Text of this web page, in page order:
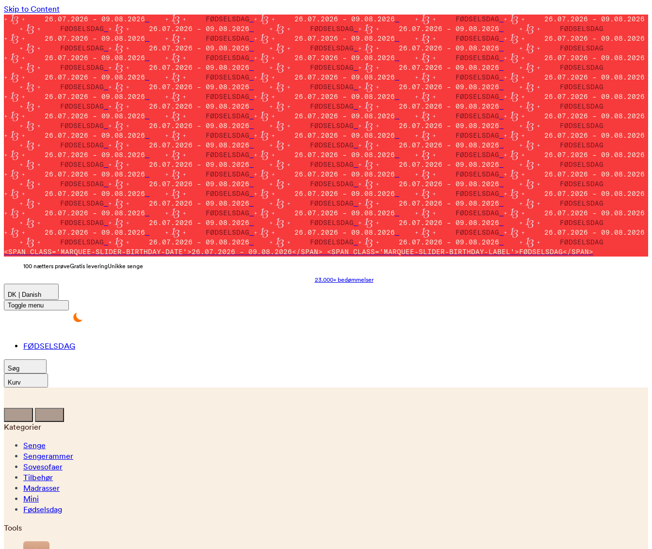
Skip to Content
26.07.2026 – 09.08.2026 FØDSELSDAG 26.07.2026 – 09.08.2026 FØDSELSDAG
26.07.2026 – 09.08.2026
FØDSELSDAG
26.07.2026 – 09.08.2026 FØDSELSDAG 26.07.2026 – 09.08.2026
FØDSELSDAG
26.07.2026 – 09.08.2026
FØDSELSDAG 26.07.2026 – 09.08.2026 FØDSELSDAG
26.07.2026 – 09.08.2026
FØDSELSDAG
26.07.2026 – 09.08.2026 FØDSELSDAG 26.07.2026 – 09.08.2026
FØDSELSDAG
26.07.2026 – 09.08.2026
FØDSELSDAG 26.07.2026 – 09.08.2026 FØDSELSDAG
26.07.2026 – 09.08.2026
FØDSELSDAG
26.07.2026 – 09.08.2026 FØDSELSDAG 26.07.2026 – 09.08.2026
FØDSELSDAG
26.07.2026 – 09.08.2026
FØDSELSDAG 26.07.2026 – 09.08.2026 FØDSELSDAG
26.07.2026 – 09.08.2026
FØDSELSDAG
26.07.2026 – 09.08.2026 FØDSELSDAG 26.07.2026 – 09.08.2026
FØDSELSDAG
26.07.2026 – 09.08.2026
FØDSELSDAG 26.07.2026 – 09.08.2026 FØDSELSDAG
26.07.2026 – 09.08.2026
FØDSELSDAG
26.07.2026 – 09.08.2026 FØDSELSDAG 26.07.2026 – 09.08.2026
FØDSELSDAG
26.07.2026 – 09.08.2026
FØDSELSDAG 26.07.2026 – 09.08.2026 FØDSELSDAG
26.07.2026 – 09.08.2026
FØDSELSDAG
26.07.2026 – 09.08.2026 FØDSELSDAG 26.07.2026 – 09.08.2026
FØDSELSDAG
26.07.2026 – 09.08.2026
FØDSELSDAG 26.07.2026 – 09.08.2026 FØDSELSDAG
26.07.2026 – 09.08.2026
FØDSELSDAG
26.07.2026 – 09.08.2026 FØDSELSDAG 26.07.2026 – 09.08.2026
FØDSELSDAG
26.07.2026 – 09.08.2026
FØDSELSDAG 26.07.2026 – 09.08.2026 FØDSELSDAG
26.07.2026 – 09.08.2026
FØDSELSDAG
26.07.2026 – 09.08.2026 FØDSELSDAG 26.07.2026 – 09.08.2026
FØDSELSDAG
26.07.2026 – 09.08.2026
FØDSELSDAG 26.07.2026 – 09.08.2026 FØDSELSDAG
26.07.2026 – 09.08.2026
FØDSELSDAG
26.07.2026 – 09.08.2026 FØDSELSDAG 26.07.2026 – 09.08.2026
FØDSELSDAG
26.07.2026 – 09.08.2026
FØDSELSDAG 26.07.2026 – 09.08.2026 FØDSELSDAG
26.07.2026 – 09.08.2026
FØDSELSDAG
26.07.2026 – 09.08.2026 FØDSELSDAG 26.07.2026 – 09.08.2026
FØDSELSDAG
26.07.2026 – 09.08.2026
FØDSELSDAG 26.07.2026 – 09.08.2026 FØDSELSDAG
26.07.2026 – 09.08.2026
FØDSELSDAG
26.07.2026 – 09.08.2026 FØDSELSDAG 26.07.2026 – 09.08.2026
FØDSELSDAG
26.07.2026 – 09.08.2026
FØDSELSDAG 26.07.2026 – 09.08.2026 FØDSELSDAG
26.07.2026 – 09.08.2026
FØDSELSDAG
26.07.2026 – 09.08.2026 FØDSELSDAG 26.07.2026 – 09.08.2026
FØDSELSDAG
<SPAN CLASS='MARQUEE-SLIDER-BIRTHDAY-DATE'>26.07.2026 – 09.08.2026</SPAN> <SPAN CLASS='MARQUEE-SLIDER-BIRTHDAY-LABEL'>FØDSELSDAG</SPAN>
100 nætters prøveGratis leveringUnikke senge
23.000+ bedømmelser
DK | Danish
Toggle menu
FØDSELSDAG
Søg
Kurv
Kategorier
Senge
Sengerammer
Sovesofaer
Tilbehør
Madrasser
Mini
Fødselsdag
Tools